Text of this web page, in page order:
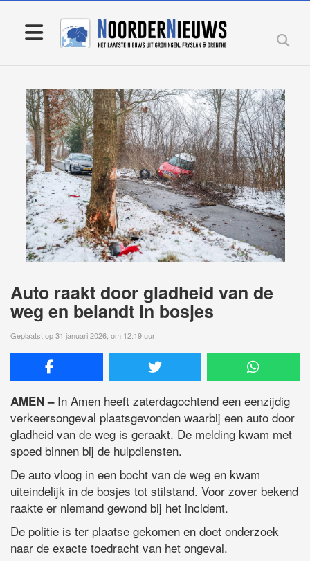
Auto raakt door gladheid van de
weg en belandt in bosjes
Geplaatst op 31 januari 2026, om 12:19 uur
AMEN –In Amen heeft zaterdagochtend een eenzijdig
verkeersongeval plaatsgevonden waarbij een auto door
gladheid van de weg is geraakt. De melding kwam met
spoed binnen bij de hulpdiensten.
De auto vloog in een bocht van de weg en kwam
uiteindelijk in de bosjes tot stilstand. Voor zover bekend
raakte er niemand gewond bij het incident.
De politie is ter plaatse gekomen en doet onderzoek
naar de exacte toedracht van het ongeval.